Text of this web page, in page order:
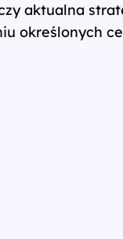
aktualna
określonych